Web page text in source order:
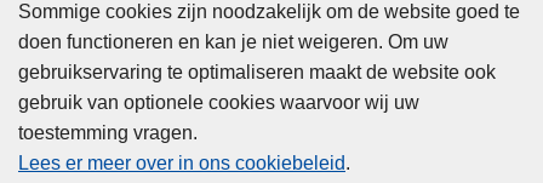
Sommige cookies zijn noodzakelijk om de website goed te
doen functioneren en kan je niet weigeren. Om uw
gebruikservaring te optimaliseren maakt de website ook
gebruik van optionele cookies waarvoor wij uw
toestemming vragen.
Lees er meer over in ons cookiebeleid.
Privacy